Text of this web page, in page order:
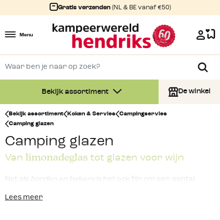
Gratis verzenden (NL & BE vanaf €50)
Menu
Bekijk assortiment De winkel
Bekijk assortiment Koken & Servies
Campingservies
Camping glazen
Camping glazen
Van limonadeglas tot glazen voor wijn
Net als borden en bekers is het ook fijn om een aantal
Lees meer